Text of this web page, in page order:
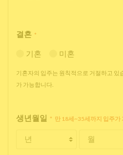
결혼 *
기혼 미혼
기혼자의 입주는 원칙적으로 거절하고 있
가 가능합니다.
생년월일 * 만 18세~35세까지 입주가